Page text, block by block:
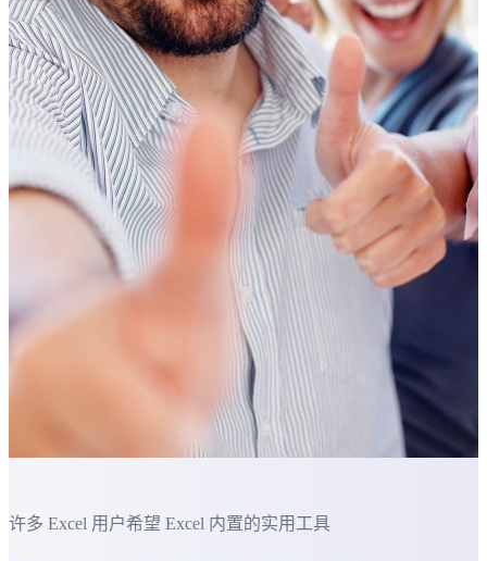
许多 Excel 用户希望 Excel 内置的实用工具